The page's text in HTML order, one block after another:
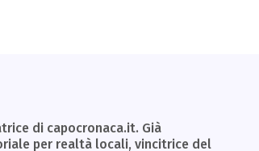
di capocronaca.it. Già
per realtà locali, vincitrice del